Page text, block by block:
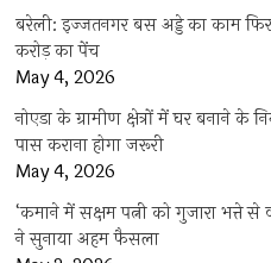
बरेली: इज्जतनगर बस अड्डे का काम
करोड़ का पेंच
May 4, 2026
नोएडा के ग्रामीण क्षेत्रों में घर बनाने
पास कराना होगा जरूरी
May 4, 2026
‘कमाने में सक्षम पत्नी को गुजारा भत्ते से
ने सुनाया अहम फैसला